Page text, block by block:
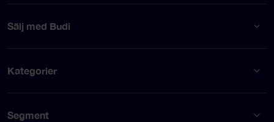
Sälj med Budi
Kategorier
Segment